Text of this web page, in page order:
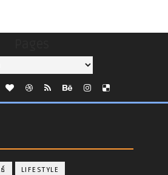
LIFESTYLE